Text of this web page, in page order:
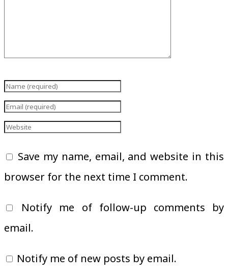
Save my name, email, and website in this
browser for the next time I comment.
Notify me of follow-up comments by
email.
Notify me of new posts by email.